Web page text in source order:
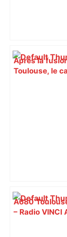
Après la
Toulouse, le
A680
– Radio VINCI